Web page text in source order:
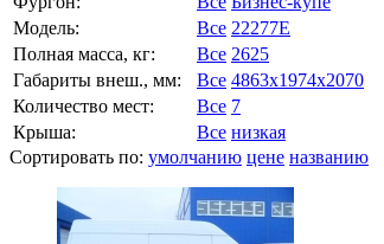
Модель:
Все 22277E
Полная масса, кг:
Все 2625
Габариты внеш., мм:
Все 4863x1974x2070
Количество мест:
Все 7
Крыша:
Все низкая
Сортировать по: умолчанию цене названию